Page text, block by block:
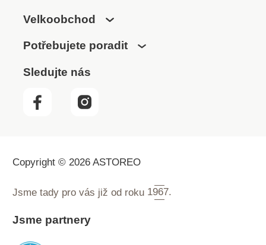
Velkoobchod
Potřebujete poradit
Sledujte nás
Copyright © 2026 ASTOREO
Jsme tady pro vás již od roku 1967.
Jsme partnery